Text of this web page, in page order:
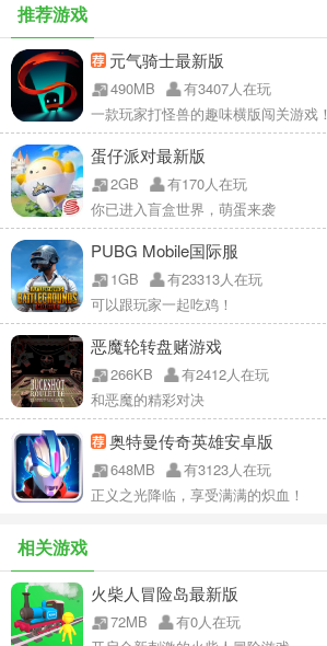
推荐游戏
元气骑士最新版
490MB
有3407人在玩
一款玩家打怪兽的趣味横版闯关游戏！
蛋仔派对最新版
2GB
有170人在玩
你已进入盲盒世界，萌蛋来袭
PUBG Mobile国际服
1GB
有23313人在玩
可以跟玩家一起吃鸡！
恶魔轮转盘赌游戏
266KB
有2412人在玩
和恶魔的精彩对决
奥特曼传奇英雄安卓版
648MB
有3123人在玩
正义之光降临，享受满满的炽血！
相关游戏
火柴人冒险岛最新版
72MB
有0人在玩